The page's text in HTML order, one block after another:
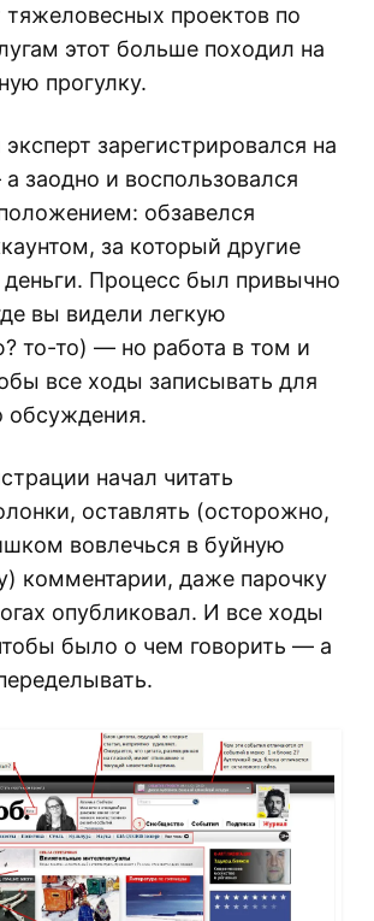
тяжеловесных проектов по
этот больше походил на
прогулку.
зарегистрировался на
заодно и воспользовался
обзавелся
за который другие
Процесс был привычно
вы видели легкую
то-то) — но работа в том и
все ходы записывать для
обсуждения.
начал читать
оставлять (осторожно,
вовлечься в буйную
комментарии, даже парочку
опубликовал. И все ходы
было о чем говорить — а